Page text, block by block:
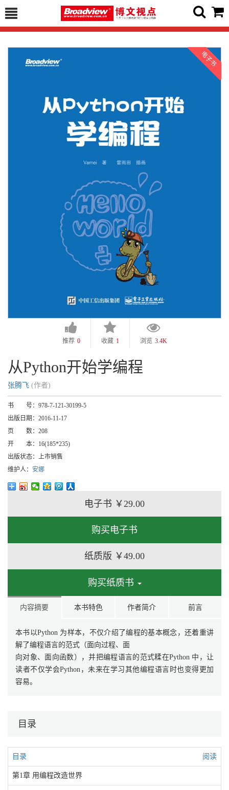
推荐 0 收藏 1 浏览 3.4K
从Python开始学编程
张腾飞 (作者)
书 号： 978-7-121-30199-5
出版日期： 2016-11-17
页 数： 208
开 本： 16(185*235)
出版状态： 上市销售
维护人： 安娜
电子书 ￥29.00
购买电子书
纸质版 ￥49.00
购买纸质书
内容摘要 本书特色 作者简介 前言
本书以Python 为样本，不仅介绍了编程的基本概念，还着重讲
解了编程语言的范式（面向过程、面
向对象、面向函数），并把编程语言的范式糅在Python 中，让
读者不仅学会Python，未来在学习其他编程语言时也变得更加
容易。
目录
目录 阅读
第1章 用编程改造世界